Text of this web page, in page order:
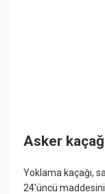
Asker
Yoklama kaçağı,
24'üncü